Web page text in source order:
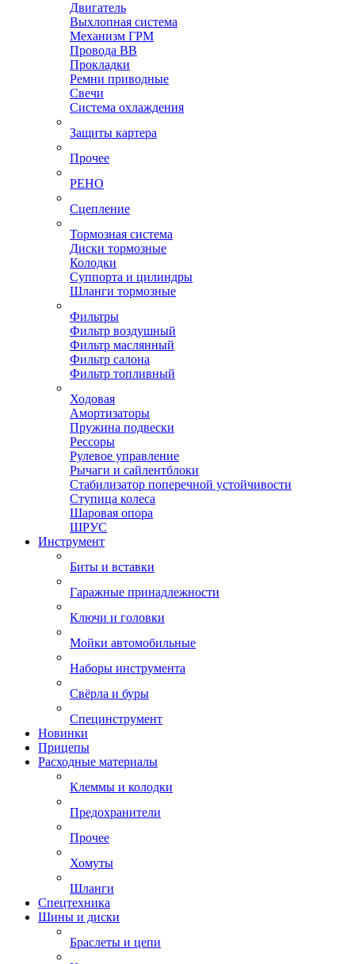
Двигатель
Выхлопная система
Механизм ГРМ
Провода ВВ
Прокладки
Ремни приводные
Свечи
Система охлаждения
Защиты картера
Прочее
РЕНО
Сцепление
Тормозная система
Диски тормозные
Колодки
Суппорта и цилиндры
Шланги тормозные
Фильтры
Фильтр воздушный
Фильтр маслянный
Фильтр салона
Фильтр топливный
Ходовая
Амортизаторы
Пружина подвески
Рессоры
Рулевое управление
Рычаги и сайлентблоки
Стабилизатор поперечной устойчивости
Ступица колеса
Шаровая опора
ШРУС
Инструмент
Биты и вставки
Гаражные принадлежности
Ключи и головки
Мойки автомобильные
Наборы инструмента
Свёрла и буры
Специнструмент
Новинки
Прицепы
Расходные материалы
Клеммы и колодки
Предохранители
Прочее
Хомуты
Шланги
Спецтехника
Шины и диски
Браслеты и цепи